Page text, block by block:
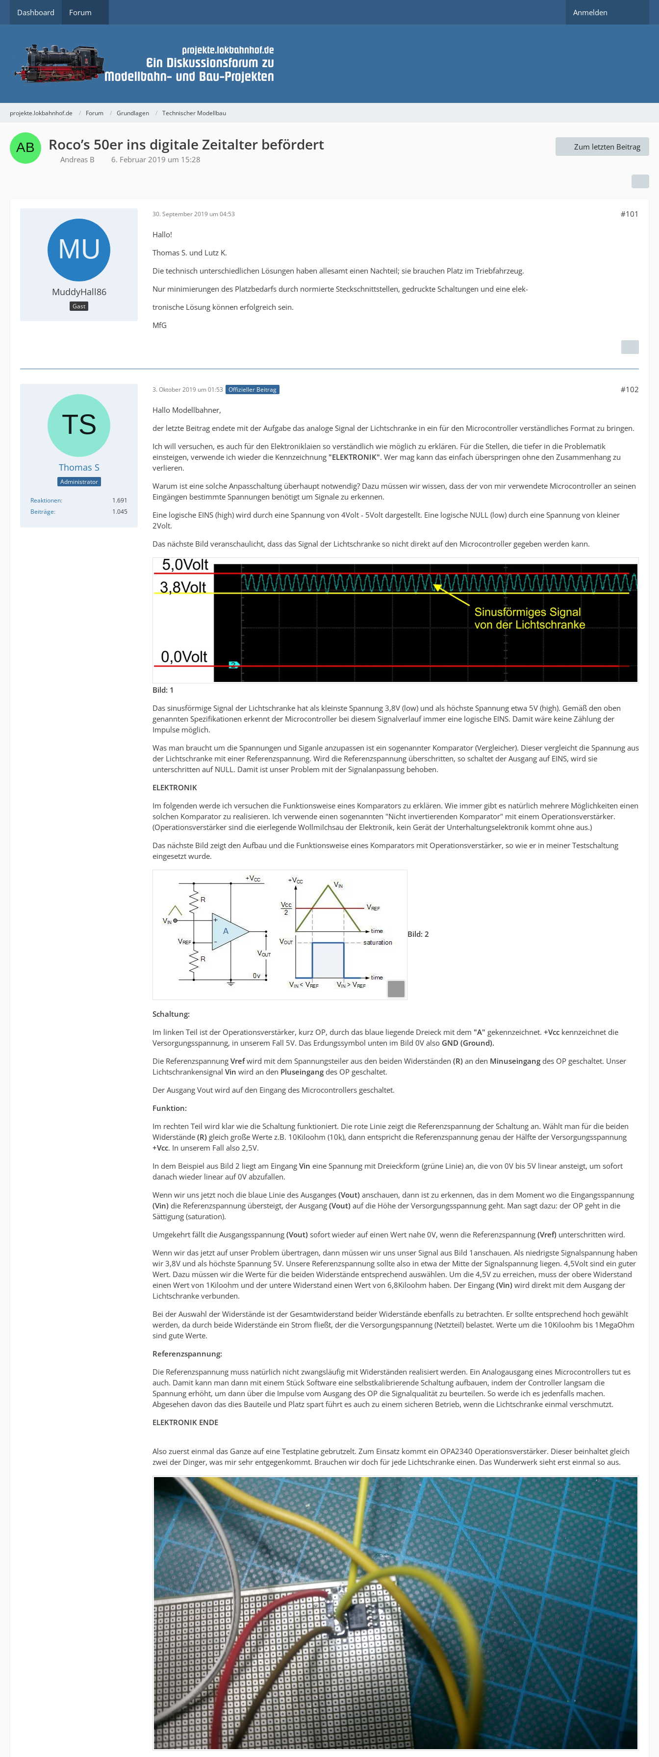
Dashboard Forum Anmelden
projekte.lokbahnhof.de Forum Grundlagen Technischer Modellbau
Roco’s 50er ins digitale Zeitalter befördert
Andreas B 6. Februar 2019 um 15:28
Zum letzten Beitrag
MuddyHall86
Gast
30. September 2019 um 04:53 #101
Hallo!
Thomas S. und Lutz K.
Die technisch unterschiedlichen Lösungen haben allesamt einen Nachteil; sie brauchen Platz im Triebfahrzeug.
Nur minimierungen des Platzbedarfs durch normierte Steckschnittstellen, gedruckte Schaltungen und eine elek-
tronische Lösung können erfolgreich sein.
MfG
Thomas S
Administrator
Reaktionen
1.691
Beiträge
1.045
3. Oktober 2019 um 01:53 Offizieller Beitrag #102
Hallo Modellbahner,
der letzte Beitrag endete mit der Aufgabe das analoge Signal der Lichtschranke in ein für den Microcontroller verständliches Format zu bringen.
Ich will versuchen, es auch für den Elektroniklaien so verständlich wie möglich zu erklären. Für die Stellen, die tiefer in die Problematik
einsteigen, verwende ich wieder die Kennzeichnung "ELEKTRONIK". Wer mag kann das einfach überspringen ohne den Zusammenhang zu
verlieren.
Warum ist eine solche Anpasschaltung überhaupt notwendig? Dazu müssen wir wissen, dass der von mir verwendete Microcontroller an seinen
Eingängen bestimmte Spannungen benötigt um Signale zu erkennen.
Eine logische EINS (high) wird durch eine Spannung von 4Volt - 5Volt dargestellt. Eine logische NULL (low) durch eine Spannung von kleiner
2Volt.
Das nächste Bild veranschaulicht, dass das Signal der Lichtschranke so nicht direkt auf den Microcontroller gegeben werden kann.
Bild: 1
Das sinusförmige Signal der Lichtschranke hat als kleinste Spannung 3,8V (low) und als höchste Spannung etwa 5V (high). Gemäß den oben
genannten Spezifikationen erkennt der Microcontroller bei diesem Signalverlauf immer eine logische EINS. Damit wäre keine Zählung der
Impulse möglich.
Was man braucht um die Spannungen und Siganle anzupassen ist ein sogenannter Komparator (Vergleicher). Dieser vergleicht die Spannung aus
der Lichtschranke mit einer Referenzspannung. Wird die Referenzspannung überschritten, so schaltet der Ausgang auf EINS, wird sie
unterschritten auf NULL. Damit ist unser Problem mit der Signalanpassung behoben.
ELEKTRONIK
Im folgenden werde ich versuchen die Funktionsweise eines Komparators zu erklären. Wie immer gibt es natürlich mehrere Möglichkeiten einen
solchen Komparator zu realisieren. Ich verwende einen sogenannten "Nicht invertierenden Komparator" mit einem Operationsverstärker.
(Operationsverstärker sind die eierlegende Wollmilchsau der Elektronik, kein Gerät der Unterhaltungselektronik kommt ohne aus.)
Das nächste Bild zeigt den Aufbau und die Funktionsweise eines Komparators mit Operationsverstärker, so wie er in meiner Testschaltung
eingesetzt wurde.
Bild: 2
Schaltung:
Im linken Teil ist der Operationsverstärker, kurz OP, durch das blaue liegende Dreieck mit dem "A" gekennzeichnet. +Vcc kennzeichnet die
Versorgungsspannung, in unserem Fall 5V. Das Erdungssymbol unten im Bild 0V also GND (Ground).
Die Referenzspannung Vrefwird mit dem Spannungsteiler aus den beiden Widerständen (R) an den Minuseingang des OP geschaltet. Unser
Lichtschrankensignal Vin wird an den Pluseingang des OP geschaltet.
Der Ausgang Vout wird auf den Eingang des Microcontrollers geschaltet.
Funktion:
Im rechten Teil wird klar wie die Schaltung funktioniert. Die rote Linie zeigt die Referenzspannung der Schaltung an. Wählt man für die beiden
Widerstände (R) gleich große Werte z.B. 10Kiloohm (10k), dann entspricht die Referenzspannung genau der Hälfte der Versorgungsspannung
+Vcc. In unserem Fall also 2,5V.
In dem Beispiel aus Bild 2 liegt am Eingang Vin eine Spannung mit Dreieckform (grüne Linie) an, die von 0V bis 5V linear ansteigt, um sofort
danach wieder linear auf 0V abzufallen.
Wenn wir uns jetzt noch die blaue Linie des Ausganges (Vout) anschauen, dann ist zu erkennen, das in dem Moment wo die Eingangsspannung
(Vin) die Referenzspannung übersteigt, der Ausgang (Vout) auf die Höhe der Versorgungsspannung geht. Man sagt dazu: der OP geht in die
Sättigung (saturation).
Umgekehrt fällt die Ausgangsspannung (Vout) sofort wieder auf einen Wert nahe 0V, wenn die Referenzspannung (Vref) unterschritten wird.
Wenn wir das jetzt auf unser Problem übertragen, dann müssen wir uns unser Signal aus Bild 1anschauen. Als niedrigste Signalspannung haben
wir 3,8V und als höchste Spannung 5V. Unsere Referenzspannung sollte also in etwa der Mitte der Signalspannung liegen. 4,5Volt sind ein guter
Wert. Dazu müssen wir die Werte für die beiden Widerstände entsprechend auswählen. Um die 4,5V zu erreichen, muss der obere Widerstand
einen Wert von 1Kiloohm und der untere Widerstand einen Wert von 6,8Kiloohm haben. Der Eingang (Vin) wird direkt mit dem Ausgang der
Lichtschranke verbunden.
Bei der Auswahl der Widerstände ist der Gesamtwiderstand beider Widerstände ebenfalls zu betrachten. Er sollte entsprechend hoch gewählt
werden, da durch beide Widerstände ein Strom fließt, der die Versorgungspannung (Netzteil) belastet. Werte um die 10Kiloohm bis 1MegaOhm
sind gute Werte.
Referenzspannung:
Die Referenzspannung muss natürlich nicht zwangsläufig mit Widerständen realisiert werden. Ein Analogausgang eines Microcontrollers tut es
auch. Damit kann man dann mit einem Stück Software eine selbstkalibrierende Schaltung aufbauen, indem der Controller langsam die
Spannung erhöht, um dann über die Impulse vom Ausgang des OP die Signalqualität zu beurteilen. So werde ich es jedenfalls machen.
Abgesehen davon das dies Bauteile und Platz spart führt es auch zu einem sicheren Betrieb, wenn die Lichtschranke einmal verschmutzt.
ELEKTRONIK ENDE
Also zuerst einmal das Ganze auf eine Testplatine gebrutzelt. Zum Einsatz kommt ein OPA2340 Operationsverstärker. Dieser beinhaltet gleich
zwei der Dinger, was mir sehr entgegenkommt. Brauchen wir doch für jede Lichtschranke einen. Das Wunderwerk sieht erst einmal so aus.